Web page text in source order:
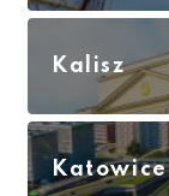
Kalisz
Katowice